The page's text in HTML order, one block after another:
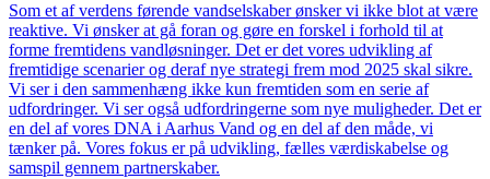
Som et af verdens førende vandselskaber ønsker vi ikke blot at være
reaktive. Vi ønsker at gå foran og gøre en forskel i forhold til at
forme fremtidens vandløsninger. Det er det vores udvikling af
fremtidige scenarier og deraf nye strategi frem mod 2025 skal sikre.
Vi ser i den sammenhæng ikke kun fremtiden som en serie af
udfordringer. Vi ser også udfordringerne som nye muligheder. Det er
en del af vores DNA i Aarhus Vand og en del af den måde, vi
tænker på. Vores fokus er på udvikling, fælles værdiskabelse og
samspil gennem partnerskaber.